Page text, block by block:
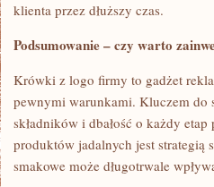
klienta przez dłuższy czas.
Podsumowanie – czy warto
Krówki z logo firmy to gadżet
pewnymi warunkami. Kluczem do
składników i dbałość o każdy
produktów jadalnych jest strategią
smakowe może długotrwale